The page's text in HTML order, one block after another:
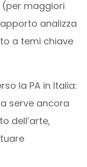
maggiori
analizza
a temi chiave
la PA in Italia:
serve ancora
dell’arte,